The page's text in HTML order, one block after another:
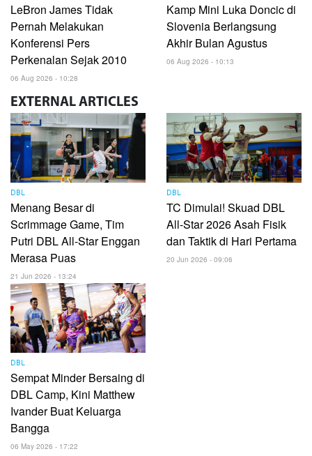
LeBron James Tidak
Pernah Melakukan
Konferensi Pers
Perkenalan Sejak 2010
06 Aug 2026 - 10:28
Kamp Mini Luka Doncic di
Slovenia Berlangsung
Akhir Bulan Agustus
06 Aug 2026 - 10:13
EXTERNAL ARTICLES
DBL
Menang Besar di
Scrimmage Game, Tim
Putri DBL All-Star Enggan
Merasa Puas
21 Jun 2026 - 13:24
DBL
TC Dimulai! Skuad DBL
All-Star 2026 Asah Fisik
dan Taktik di Hari Pertama
20 Jun 2026 - 09:06
DBL
Sempat Minder Bersaing di
DBL Camp, Kini Matthew
Ivander Buat Keluarga
Bangga
06 May 2026 - 17:22